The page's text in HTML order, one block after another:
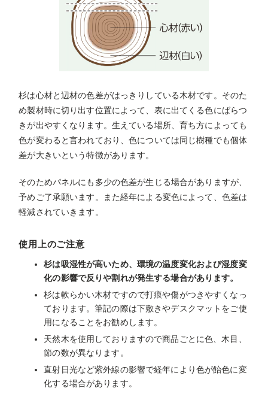
杉は心材と辺材の色差がはっきりしている木材です。そのた
め製材時に切り出す位置によって、表に出てくる色にばらつ
きが出やすくなります。生えている場所、育ち方によっても
色が変わると言われており、色については同じ樹種でも個体
差が大きいという特徴があります。
そのためパネルにも多少の色差が生じる場合がありますが、
予めご了承願います。また経年による変色によって、色差は
軽減されていきます。
使用上のご注意
杉は吸湿性が高いため、環境の温度変化および湿度変
化の影響で反りや割れが発生する場合があります。
杉は軟らかい木材ですので打痕や傷がつきやすくなっ
ております。筆記の際は下敷きやデスクマットをご使
用になることをお勧めします。
天然木を使用しておりますので商品ごとに色、木目、
節の数が異なります。
直射日光など紫外線の影響で経年により色が飴色に変
化する場合があります。